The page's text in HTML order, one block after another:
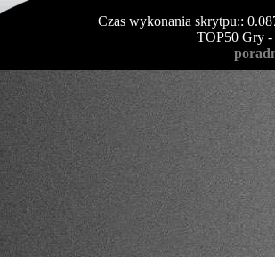
Czas wykonania skrytpu::
TOP50 Gry